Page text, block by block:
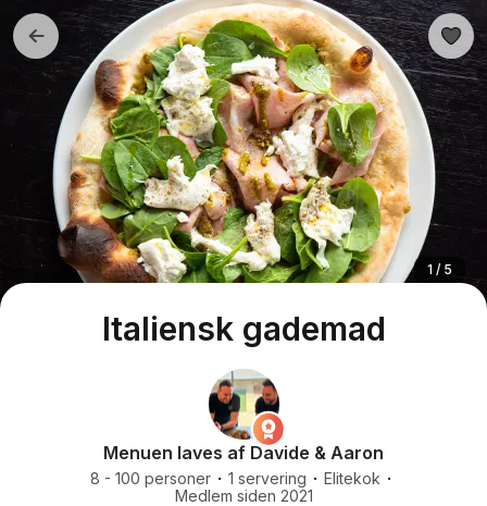
Italiensk gademad
1 / 5
Menuen laves af Davide & Aaron
8 - 100 personer 1 servering
Elitekok
Medlem siden 2021